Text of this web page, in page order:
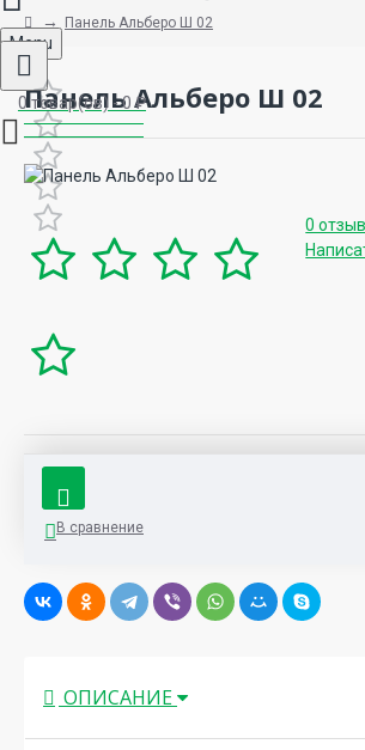
Menu
0 товар(ов) - 0 ₽
Панель Альберо Ш 02
Панель Альберо Ш 02
0
В сравнение
ОПИСАНИЕ